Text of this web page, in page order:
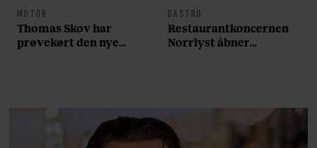
MOTOR
Thomas Skov har
prøvekørt den nye
GASTRO
Restaurantkoncernen
Norrlyst åbner